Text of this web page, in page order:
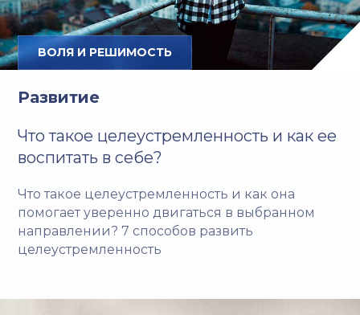
ВОЛЯ И РЕШИМОСТЬ
Развитие
Что такое целеустремленность и как ее
воспитать в себе?
Что такое целеустремленность и как она
помогает уверенно двигаться в выбранном
направлении? 7 способов развить
целеустремленность